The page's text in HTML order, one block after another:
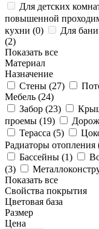
Для детских
повышенной
кухни (0) Для
(2)
Показать все
Материал
Назначение
Стены (27)
Мебель (24)
Забор (23)
проемы (19)
Терасса (5)
Радиаторы отопления
Бассейны (1)
(3)
Показать все
Свойства покрытия
Цветовая база
Размер
Цена